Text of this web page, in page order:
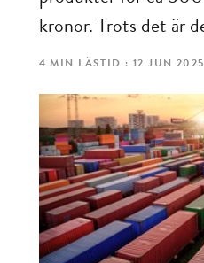
kronor. Trots det är
4 MIN LÄSTID : 12 JUN 2025